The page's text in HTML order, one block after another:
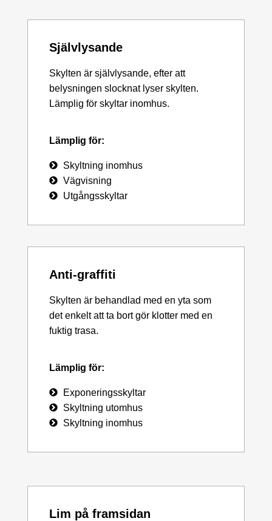
Självlysande
Skylten är självlysande, efter att
belysningen slocknat lyser skylten.
Lämplig för skyltar inomhus.
Lämplig för:
Skyltning inomhus
Vägvisning
Utgångsskyltar
Anti-graffiti
Skylten är behandlad med en yta som
det enkelt att ta bort gör klotter med en
fuktig trasa.
Lämplig för:
Exponeringsskyltar
Skyltning utomhus
Skyltning inomhus
Lim på framsidan